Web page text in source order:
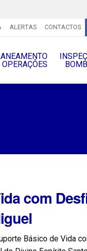
ALERTAS CONTACTOS
OPERAÇÔES
com
Básico de Vida